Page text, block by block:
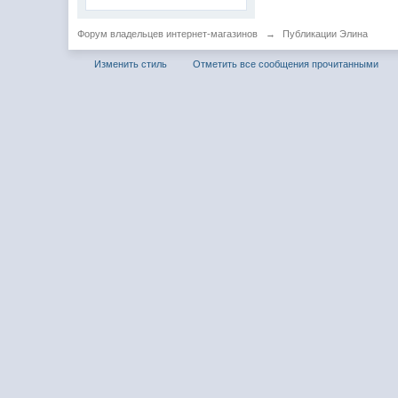
Форум владельцев интернет-магазинов → Публикации Элина
Изменить стиль Отметить все сообщения прочитанными